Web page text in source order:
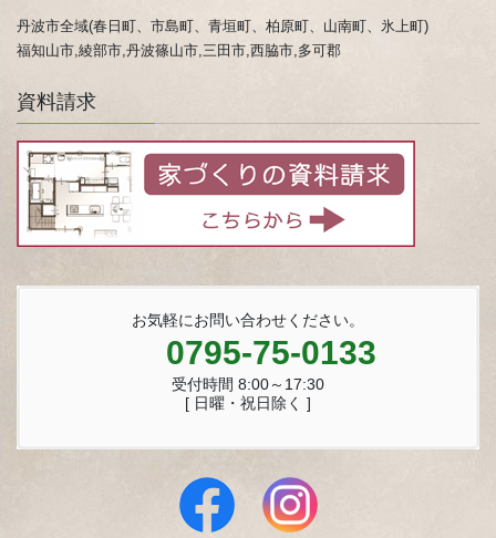
丹波市全域(春日町、市島町、青垣町、柏原町、山南町、氷上町)
福知山市,綾部市,丹波篠山市,三田市,西脇市,多可郡
資料請求
お気軽にお問い合わせください。
0795-75-0133
受付時間 8:00～17:30
[ 日曜・祝日除く ]